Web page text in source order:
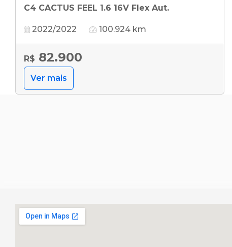
C4 CACTUS FEEL 1.6 16V Flex Aut.
2022/2022 100.924 km
R$ 82.900
Ver mais